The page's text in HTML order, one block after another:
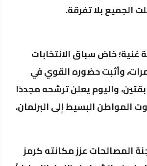
الجميع بلا تفرقة.
غنية؛ خاض سباق الانتخابات
مرات، وأثبت حضوره القوي في
واليوم يعلن ترشحه مجددًا
المواطن البسيط إلى البرلمان.
المصالحات عزز مكانته كرمز